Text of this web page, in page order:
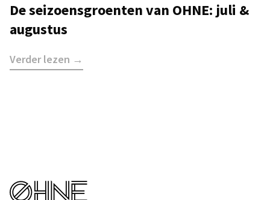
De seizoensgroenten van OHNE: juli &
augustus
Verder lezen →